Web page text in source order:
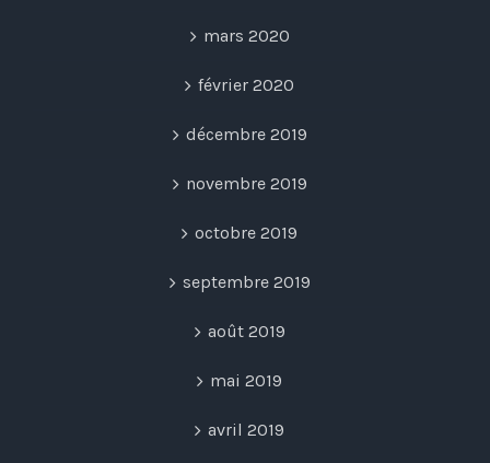
mars 2020
février 2020
décembre 2019
novembre 2019
octobre 2019
septembre 2019
août 2019
mai 2019
avril 2019